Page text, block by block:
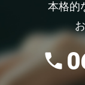
本格的